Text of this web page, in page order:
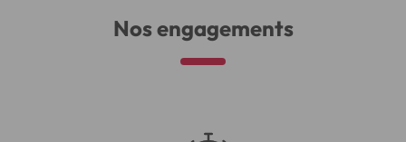
Nos engagements